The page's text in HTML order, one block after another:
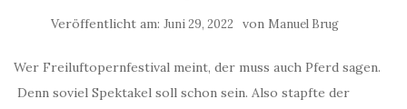
Veröffentlicht am: Juni 29, 2022 von Manuel Brug
Wer Freiluftopernfestival meint, der muss auch Pferd sagen.
Denn soviel Spektakel soll schon sein. Also stapfte der